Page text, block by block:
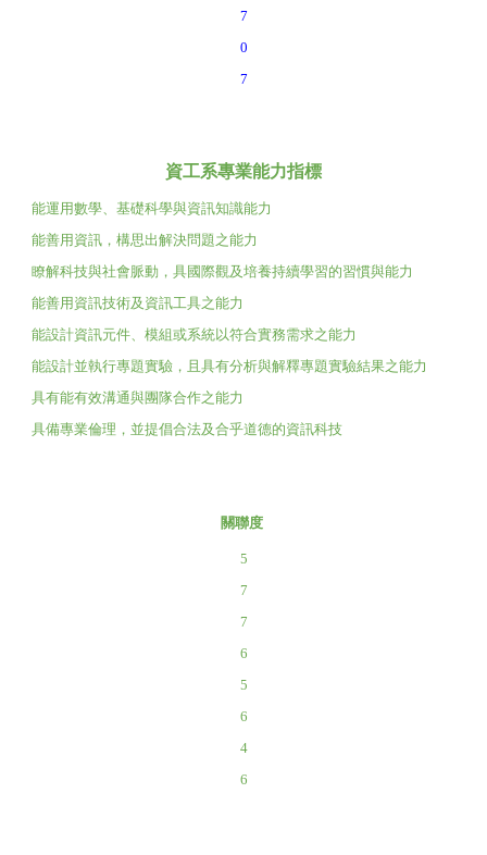
7
0
7
資工系專業能力指標
能運用數學、基礎科學與資訊知識能力
能善用資訊，構思出解決問題之能力
瞭解科技與社會脈動，具國際觀及培養持續學習的習慣與能力
能善用資訊技術及資訊工具之能力
能設計資訊元件、模組或系統以符合實務需求之能力
能設計並執行專題實驗，且具有分析與解釋專題實驗結果之能力
具有能有效溝通與團隊合作之能力
具備專業倫理，並提倡合法及合乎道德的資訊科技
關聯度
5
7
7
6
5
6
4
6